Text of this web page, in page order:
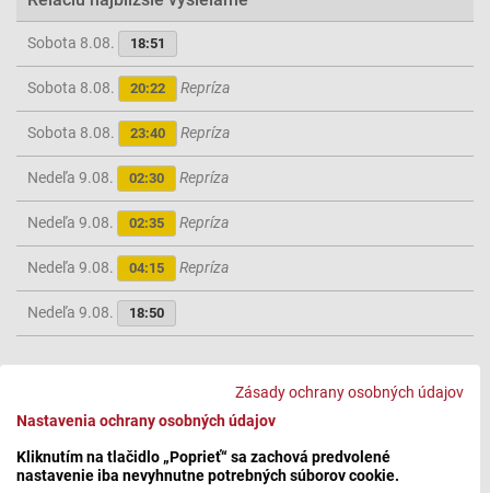
Zásady ochrany osobných údajov
Nastavenia ochrany osobných údajov
Kliknutím na tlačidlo „Poprieť“ sa zachová predvolené
nastavenie iba nevyhnutne potrebných súborov cookie.
Sobota 8.08. 18:51
Sobota 8.08. 20:22 Repríza
Sobota 8.08. 23:40 Repríza
Nedeľa 9.08. 02:30 Repríza
Nedeľa 9.08. 02:35 Repríza
Nedeľa 9.08. 04:15 Repríza
Nedeľa 9.08. 18:50
Streda 5.04.2017